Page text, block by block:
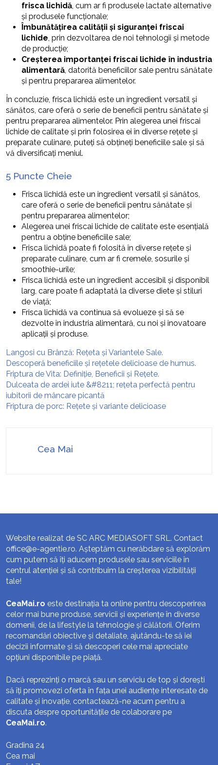
frisca lichidă, cum ar fi produsele lactate alternative
și produsele funcționale;
Îmbunătățirea calității și siguranței friscai
lichide, prin dezvoltarea de noi tehnologii și metode
de producție;
Creșterea importanței friscai lichide în industria
alimentară, datorită beneficiilor sale pentru sănătate
și pentru prepararea alimentelor.
În concluzie, frisca lichidă este un ingredient versatil și
sănătos, care oferă o serie de beneficii pentru sănătate și
pentru prepararea alimentelor. Prin alegerea unei friscai
lichide de calitate și prin folosirea ei în diverse rețete și
preparate culinare, puteți să obțineți beneficiile sale și să
vă diversificați meniul.
5 Puncte Cheie
Frisca lichidă este un ingredient versatil și sănătos,
care oferă o serie de beneficii pentru sănătate și
pentru prepararea alimentelor;
Alegerea unei friscai lichide de calitate este esențială
pentru a obține beneficiile sale;
Frisca lichidă poate fi folosită în diverse rețete și
preparate culinare, cum ar fi cremele, sosurile și
smoothie-urile;
Frisca lichidă este un ingredient accesibil și disponibil
larg, care poate fi adaptată la diverse diete și stiluri
de viață;
Frisca lichidă va continua să evolueze și să se
dezvolte în industria alimentară, cu noi și inovatoare
aplicații și produse.
Langosi cu Brânză: Rețeta și Variantele Sale.
Descoperă beneficiile și rețetele delicioase de humus.
Friptura de Vita: Definiție, Beneficii și Rețete.
Dulceata de ardei iute &#8211; rețeta perfectă pentru
iubitorii de mâncare picantă
Friptura de porc: Rețete și variante delicioase
Cea Mai
Website realizat de SC ARC MEDIASOFT SRL. Contact
office@e-agentie.ro. Așteptăm cu nerăbdare să explorăm
cum putem să îți aducem produsele sau serviciile în
centrul atenției și să contribuim la creșterea vizibilității
tale!
CeaMai.ro este destinația ta online pentru descoperirea
celor mai bune produse, servicii și experiențe în diverse
domenii, de la lifestyle la tehnologie și călătorii. Oferim
recomandări obiective și detaliate, ajutându-te să iei
decizii informate și să descoperi cele mai apreciate
opțiuni disponibile pe piață.
Dacă reprezinți o marcă sau un serviciu de top și dorești
să îți promovezi oferta în fața unei audiențe interesate de
calitate și inovație, contactează-ne acum pentru a
discuta despre oportunitățile de colaborare pe
CeaMai.ro.
Gradina 24
Cea mai